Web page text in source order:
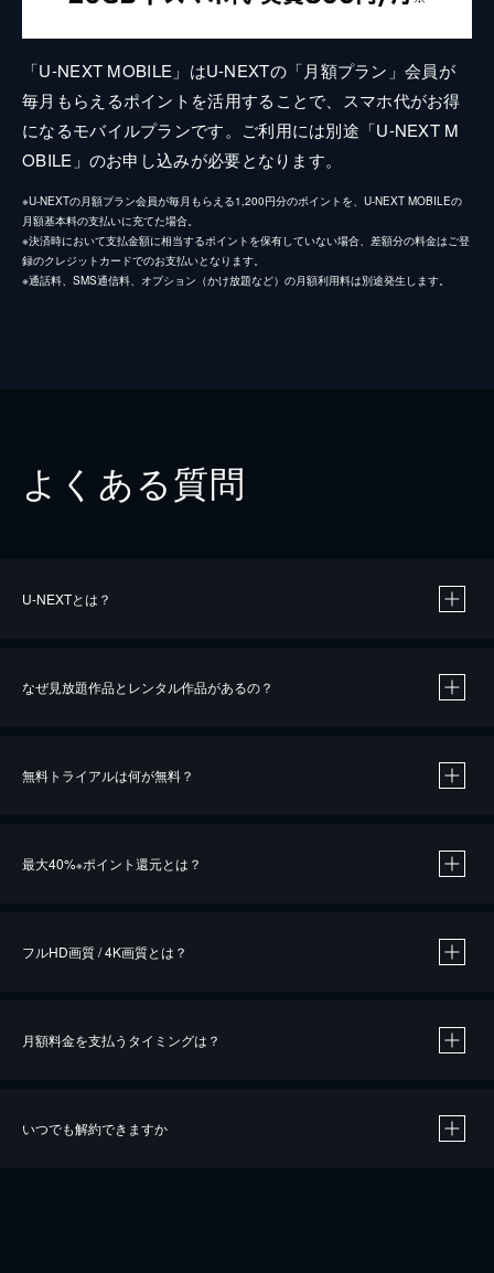
「U-NEXT MOBILE」はU-NEXTの「月額プラン」会員が
毎月もらえるポイントを活用することで、スマホ代がお得
になるモバイルプランです。ご利用には別途「U-NEXT M
OBILE」のお申し込みが必要となります。
※U-NEXTの月額プラン会員が毎月もらえる1,200円分のポイントを、U-NEXT MOBILEの
月額基本料の支払いに充てた場合。
※決済時において支払金額に相当するポイントを保有していない場合、差額分の料金はご登
録のクレジットカードでのお支払いとなります。
※通話料、SMS通信料、オプション（かけ放題など）の月額利用料は別途発生します。
よくある質問
U-NEXTとは？
なぜ見放題作品とレンタル作品があるの？
無料トライアルは何が無料？
最大40%※ポイント還元とは？
※40％ポイント還元の対象は、クレジットカード決済による作品の購入 / レンタルです。
iOSアプリのUコイン決済による作品の購入 / レンタルは、20％のポイント還元です。
フルHD画質 / 4K画質とは？
月額料金を支払うタイミングは？
いつでも解約できますか